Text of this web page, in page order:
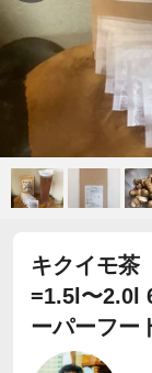
キクイモ
=1.5l〜2.0l
ーパーフー